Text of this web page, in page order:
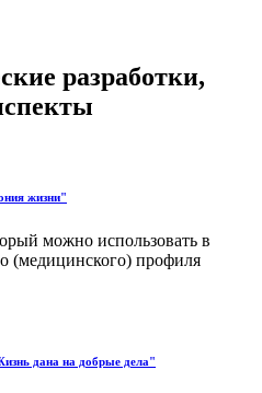
разработки,
жизни"
можно использовать в
(медицинского) профиля
дана на добрые дела"